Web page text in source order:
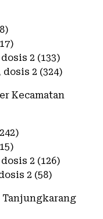
2 (133)
dosis 2 (324)
Kecamatan
2 (126)
2 (58)
Tanjungkarang